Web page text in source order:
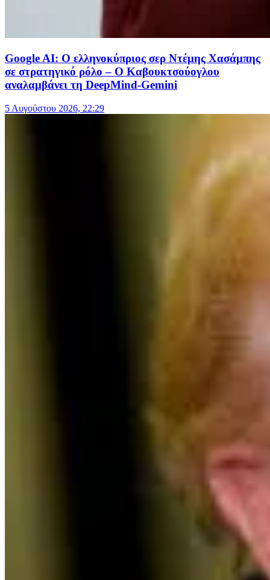
Google AI: Ο ελληνοκύπριος σερ Ντέμης Χασάμπης
σε στρατηγικό ρόλο – Ο Καβουκτσούογλου
αναλαμβάνει τη DeepMind-Gemini
5 Αυγούστου 2026, 22:29